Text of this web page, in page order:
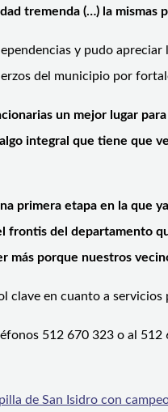
tremenda (…) la mismas
y pudo
del municipio por
un mejor lugar
integral que tiene que
primera etapa en la que
del departamento
más porque nuestros
clave en cuanto a
512 670 323 o al
de San Isidro con